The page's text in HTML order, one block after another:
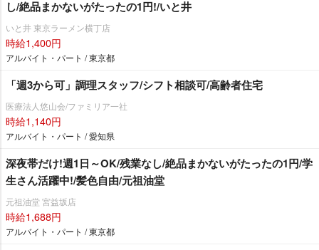
し/絶品まかないがたったの1円!/いと井
いと井 東京ラーメン横丁店
時給1,400円
アルバイト・パート / 東京都
「週3から可」調理スタッフ/シフト相談可/高齢者住宅
医療法人悠山会/ファミリア一社
時給1,140円
アルバイト・パート / 愛知県
深夜帯だけ!週1日～OK/残業なし/絶品まかないがたったの1円/学
生さん活躍中!/髪色自由/元祖油堂
元祖油堂 宮益坂店
時給1,688円
アルバイト・パート / 東京都